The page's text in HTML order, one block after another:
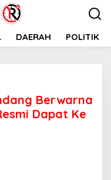
DAERAH POLITIK
Berwarna
Dapat Ke